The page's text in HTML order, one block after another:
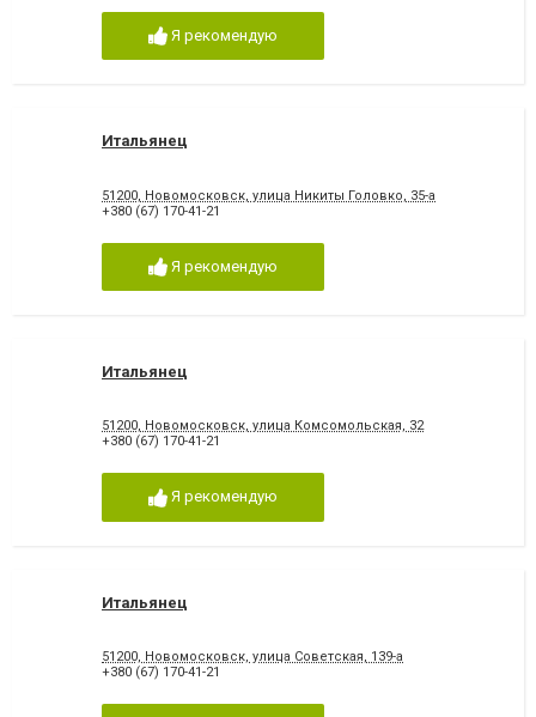
Я рекомендую
Итальянец
51200, Новомосковск, улица Никиты Головко, 35-а
+380 (67) 170-41-21
Я рекомендую
Итальянец
51200, Новомосковск, улица Комсомольская, 32
+380 (67) 170-41-21
Я рекомендую
Итальянец
51200, Новомосковск, улица Советская, 139-а
+380 (67) 170-41-21